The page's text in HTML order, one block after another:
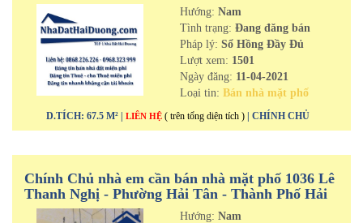
Hướng: Nam
Tình trạng: Đang đăng bán
Pháp lý: Sổ Hồng Đầy Đủ
Lượt xem: 1501
Ngày đăng: 11-04-2021
Loại tin: Bán nhà mặt phố
D.TÍCH: 67.5 M² | LIÊN HỆ ( trên tổng diện tích ) | CHÍNH CHỦ
Chính Chủ nhà em cần bán nhà mặt phố 1036 Lê
Thanh Nghị - Phường Hải Tân - Thành Phố Hải
Dương
Hướng: Nam